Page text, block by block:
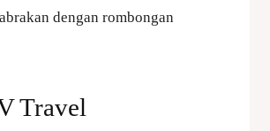
dengan rombongan
Travel